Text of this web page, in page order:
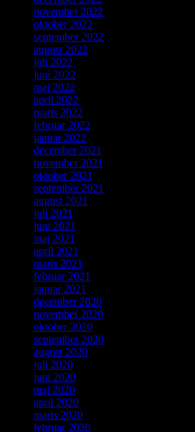
november 2022
oktober 2022
september 2022
august 2022
juli 2022
juni 2022
maj 2022
april 2022
marts 2022
februar 2022
januar 2022
december 2021
november 2021
oktober 2021
september 2021
august 2021
juli 2021
juni 2021
maj 2021
april 2021
marts 2021
februar 2021
januar 2021
december 2020
november 2020
oktober 2020
september 2020
august 2020
juli 2020
juni 2020
maj 2020
april 2020
marts 2020
februar 2020